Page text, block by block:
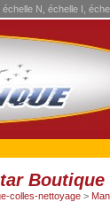
N, échelle I,
Boutique
colles-nettoyage >